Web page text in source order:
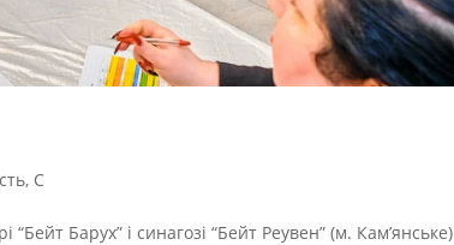
, С
Барух” і синагозі “Бейт Реувен” (м. Кам’янське)